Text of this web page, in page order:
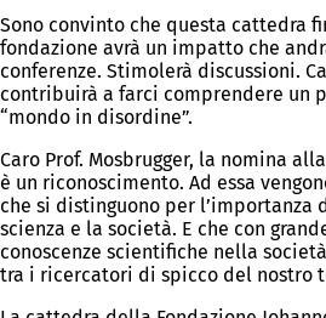
Sono convinto che questa cattedra
fondazione avrà un impatto che
conferenze. Stimolerà discussioni.
contribuirà a farci comprendere un
“mondo in disordine”.
Caro Prof. Mosbrugger, la nomina
è un riconoscimento. Ad essa
che si distinguono per l’importanza
scienza e la società. E che con
conoscenze scientifiche nella
tra i ricercatori di spicco del nostro